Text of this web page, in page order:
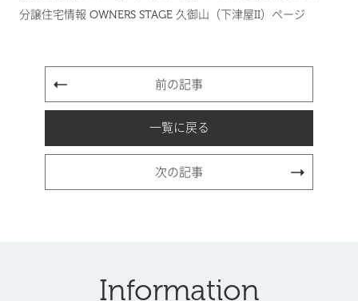
分譲住宅情報 OWNERS STAGE 久御山（下津屋II）ページ
前の記事
一覧に戻る
次の記事
Information